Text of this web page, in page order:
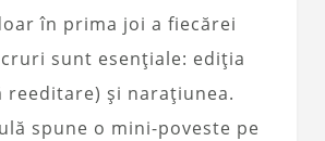
în prima joi a fiecărei
sunt esențiale: ediția
reeditare) și narațiunea.
spune o mini-poveste pe